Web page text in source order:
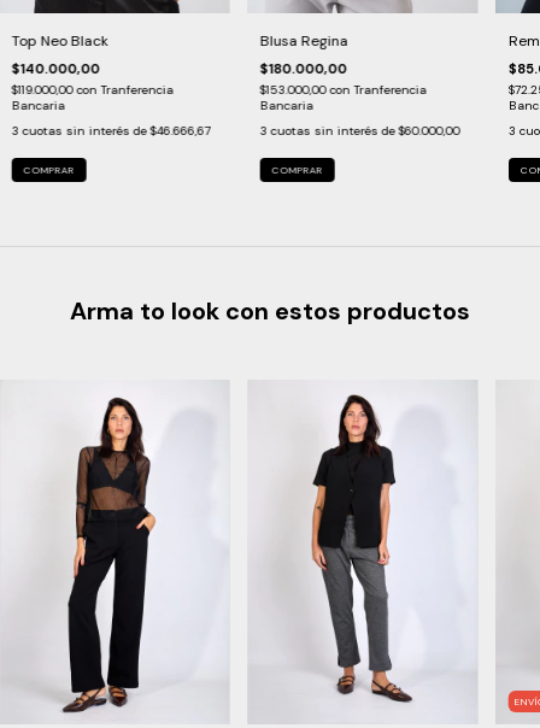
Top Neo Black
$140.000,00
$119.000,00con Tranferencia
Bancaria
3 cuotas sin interés de$46.666,67
COMPRAR
Blusa Regina
$180.000,00
$153.000,00con Tranferencia
Bancaria
3 cuotas sin interés de$60.000,00
COMPRAR
3
Arma to look con estos productos